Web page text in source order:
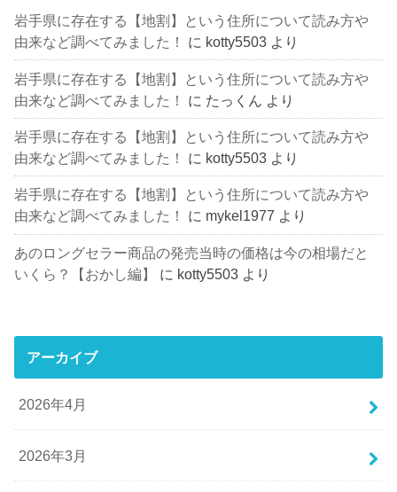
岩手県に存在する【地割】という住所について読み方や
由来など調べてみました！
に kotty5503 より
岩手県に存在する【地割】という住所について読み方や
由来など調べてみました！
に たっくん より
岩手県に存在する【地割】という住所について読み方や
由来など調べてみました！
に kotty5503 より
岩手県に存在する【地割】という住所について読み方や
由来など調べてみました！
に mykel1977 より
あのロングセラー商品の発売当時の価格は今の相場だと
いくら？【おかし編】
に kotty5503 より
アーカイブ
2026年4月
2026年3月